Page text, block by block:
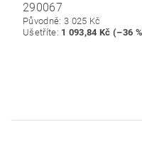
290067
Původně: 3 025 Kč
Ušetříte: 1 093,84 Kč (–36